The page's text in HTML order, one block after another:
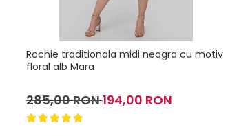
Rochie traditionala midi neagra cu motiv
floral alb Mara
285,00 RON194,00 RON